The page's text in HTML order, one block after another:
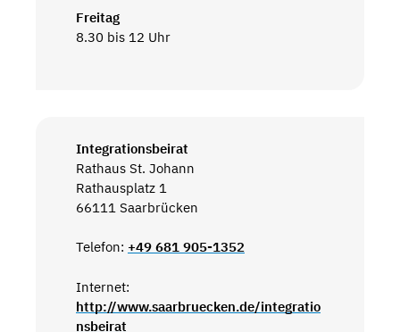
Freitag
8.30 bis 12 Uhr
Integrationsbeirat
Rathaus St. Johann
Rathausplatz 1
66111 Saarbrücken
Telefon: +49 681 905-1352
Internet:
http://www.saarbruecken.de/integratio
nsbeirat